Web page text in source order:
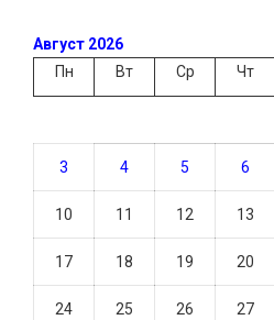
Август 2026
Пн
Вт Ср Чт
3 4 5 6
10 11 12 13
17 18 19 20
24 25 26 27